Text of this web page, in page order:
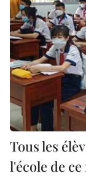
Tous les
l'école de